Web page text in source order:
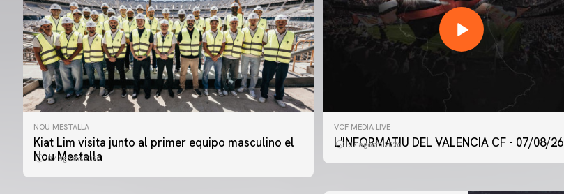
NOU MESTALLA
Kiat Lim visita junto al primer equipo masculino el
Nou Mestalla
07 agosto 2026
VCF MEDIA LIVE
L'INFORMATIU DEL VALENCIA CF - 07/08/26
07 agosto 2026
PRIMER EQUIPO
ENTRENAMIENTO DEL VALENCIA CF 7/8/2026